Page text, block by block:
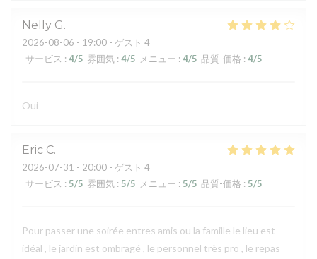
Nelly G
2026-08-06 - 19:00 - ゲスト 4
サービス : 4/5 雰囲気 : 4/5 メニュー : 4/5 品質-価格 : 4/5
Oui
Eric C
2026-07-31 - 20:00 - ゲスト 4
サービス : 5/5 雰囲気 : 5/5 メニュー : 5/5 品質-価格 : 5/5
Pour passer une soirée entres amis ou la famille le lieu est
idéal , le jardin est ombragé , le personnel très pro , le repas